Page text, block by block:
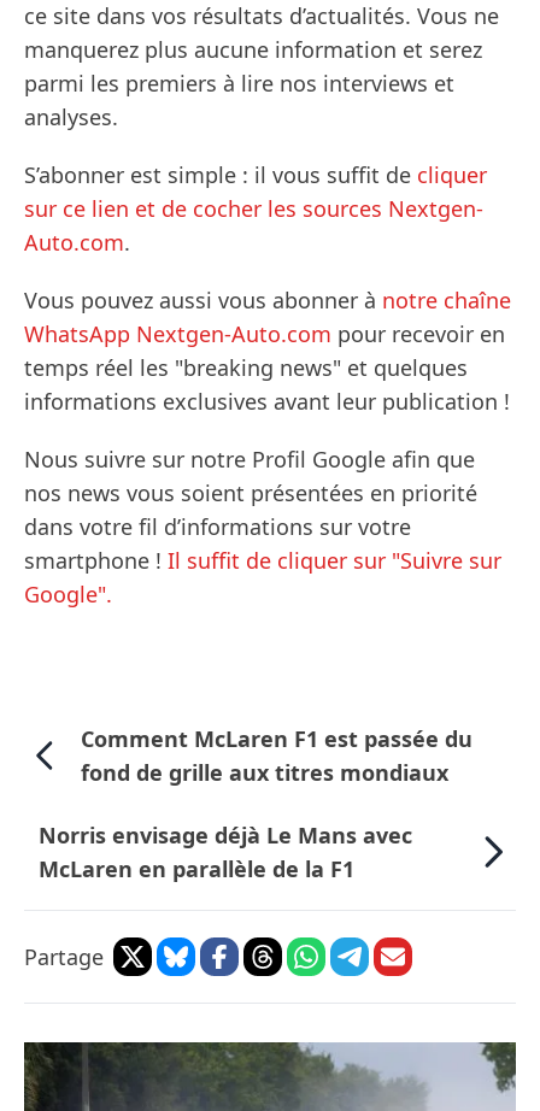
ce site dans vos résultats d’actualités. Vous ne
manquerez plus aucune information et serez
parmi les premiers à lire nos interviews et
analyses.
S’abonner est simple : il vous suffit de cliquer
sur ce lien et de cocher les sources Nextgen-
Auto.com.
Vous pouvez aussi vous abonner à notre chaîne
WhatsApp Nextgen-Auto.com pour recevoir en
temps réel les "breaking news" et quelques
informations exclusives avant leur publication !
Nous suivre sur notre Profil Google afin que
nos news vous soient présentées en priorité
dans votre fil d’informations sur votre
smartphone ! Il suffit de cliquer sur "Suivre sur
Google".
Comment McLaren F1 est passée du
fond de grille aux titres mondiaux
Norris envisage déjà Le Mans avec
McLaren en parallèle de la F1
Partage